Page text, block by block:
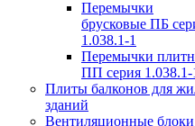
Перемычки
брусковые ПБ
1.038.1-1
Перемычки
ПП серия 1.038.1-
Плиты балконов для
зданий
Вентиляционные блоки